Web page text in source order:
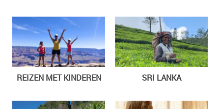
REIZEN MET KINDEREN SRI LANKA